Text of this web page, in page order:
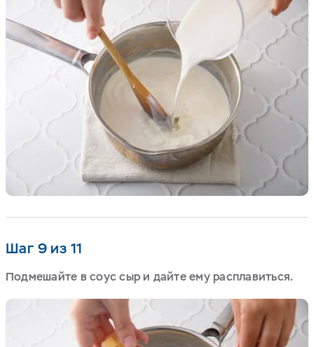
Шаг 9 из 11
Подмешайте в соус сыр и дайте ему расплавиться.